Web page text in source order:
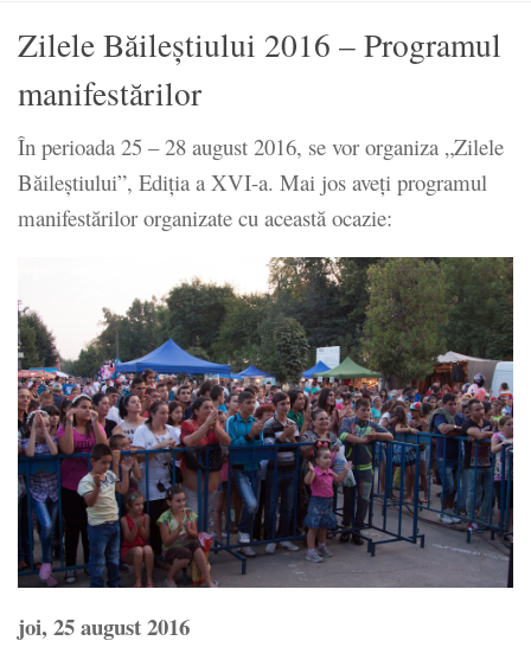
Zilele Băileştiului 2016 – Programul
manifestărilor
În perioada 25 – 28 august 2016, se vor organiza „Zilele
Băileştiului”, Ediţia a XVI-a. Mai jos aveţi programul
manifestărilor organizate cu această ocazie:
joi, 25 august 2016